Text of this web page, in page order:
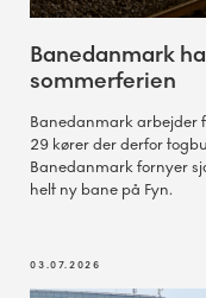
Banedanmark
sommerferien
Banedanmark arbejder
29 kører der derfor
Banedanmark fornyer
helt ny bane på Fyn.
03.07.2026